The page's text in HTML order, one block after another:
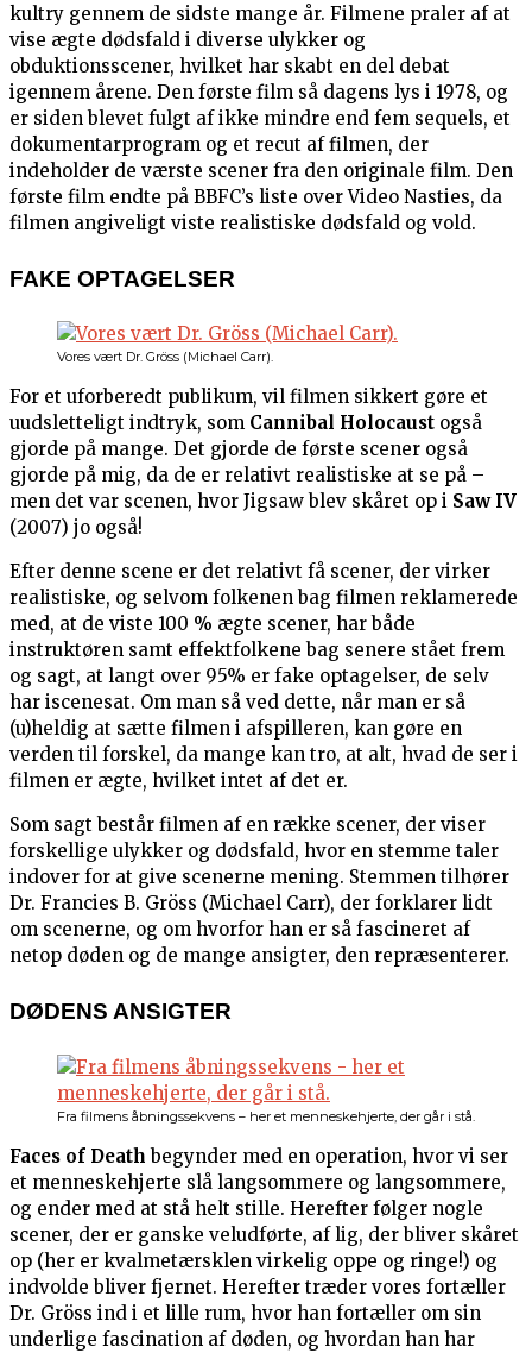
kultry gennem de sidste mange år. Filmene praler af at
vise ægte dødsfald i diverse ulykker og
obduktionsscener, hvilket har skabt en del debat
igennem årene. Den første film så dagens lys i 1978, og
er siden blevet fulgt af ikke mindre end fem sequels, et
dokumentarprogram og et recut af filmen, der
indeholder de værste scener fra den originale film. Den
første film endte på BBFC’s liste over Video Nasties, da
filmen angiveligt viste realistiske dødsfald og vold.
FAKE OPTAGELSER
Vores vært Dr. Gröss (Michael Carr).
For et uforberedt publikum, vil filmen sikkert gøre et
uudsletteligt indtryk, som Cannibal Holocaust også
gjorde på mange. Det gjorde de første scener også
gjorde på mig, da de er relativt realistiske at se på –
men det var scenen, hvor Jigsaw blev skåret op i Saw IV
(2007) jo også!
Efter denne scene er det relativt få scener, der virker
realistiske, og selvom folkenen bag filmen reklamerede
med, at de viste 100 % ægte scener, har både
instruktøren samt effektfolkene bag senere stået frem
og sagt, at langt over 95% er fake optagelser, de selv
har iscenesat. Om man så ved dette, når man er så
(u)heldig at sætte filmen i afspilleren, kan gøre en
verden til forskel, da mange kan tro, at alt, hvad de ser i
filmen er ægte, hvilket intet af det er.
Som sagt består filmen af en række scener, der viser
forskellige ulykker og dødsfald, hvor en stemme taler
indover for at give scenerne mening. Stemmen tilhører
Dr. Francies B. Gröss (Michael Carr), der forklarer lidt
om scenerne, og om hvorfor han er så fascineret af
netop døden og de mange ansigter, den repræsenterer.
DØDENS ANSIGTER
Fra filmens åbningssekvens – her et menneskehjerte, der går i stå.
Faces of Death begynder med en operation, hvor vi ser
et menneskehjerte slå langsommere og langsommere,
og ender med at stå helt stille. Herefter følger nogle
scener, der er ganske veludførte, af lig, der bliver skåret
op (her er kvalmetærsklen virkelig oppe og ringe!) og
indvolde bliver fjernet. Herefter træder vores fortæller
Dr. Gröss ind i et lille rum, hvor han fortæller om sin
underlige fascination af døden, og hvordan han har